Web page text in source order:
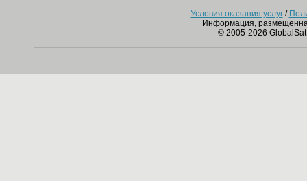
Условия оказания услуг/
Информация,
© 2005-2026